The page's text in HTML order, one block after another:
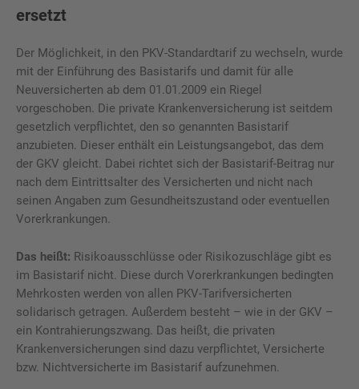
ersetzt
Der Möglichkeit, in den PKV-Standardtarif zu wechseln, wurde
mit der Einführung des Basistarifs und damit für alle
Neuversicherten ab dem 01.01.2009 ein Riegel
vorgeschoben. Die private Krankenversicherung ist seitdem
gesetzlich verpflichtet, den so genannten Basistarif
anzubieten. Dieser enthält ein Leistungsangebot, das dem
der GKV gleicht. Dabei richtet sich der Basistarif-Beitrag nur
nach dem Eintrittsalter des Versicherten und nicht nach
seinen Angaben zum Gesundheitszustand oder eventuellen
Vorerkrankungen.
Das heißt: Risikoausschlüsse oder Risikozuschläge gibt es
im Basistarif nicht. Diese durch Vorerkrankungen bedingten
Mehrkosten werden von allen PKV-Tarifversicherten
solidarisch getragen. Außerdem besteht – wie in der GKV –
ein Kontrahierungszwang. Das heißt, die privaten
Krankenversicherungen sind dazu verpflichtet, Versicherte
bzw. Nichtversicherte im Basistarif aufzunehmen.